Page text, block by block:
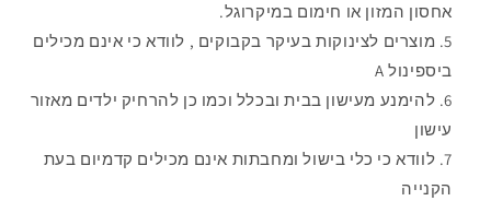
אחסון המזון או חימום במיקרוגל.
מוצרים לצינוקות בעיקר בקבוקים , לוודא כי אינם מכילים
ביספינול A
להימנע מעישון בבית ובכלל וכמו כן להרחיק ילדים מאזור
עישון
לוודא כי כלי בישול ומחבתות אינם מכילים קדמיום בעת
הקנייה